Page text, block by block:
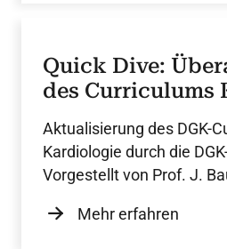
Quick Dive:
des Curriculums
Aktualisierung des DGK-
Kardiologie durch die
Vorgestellt von Prof. J.
Mehr erfahren